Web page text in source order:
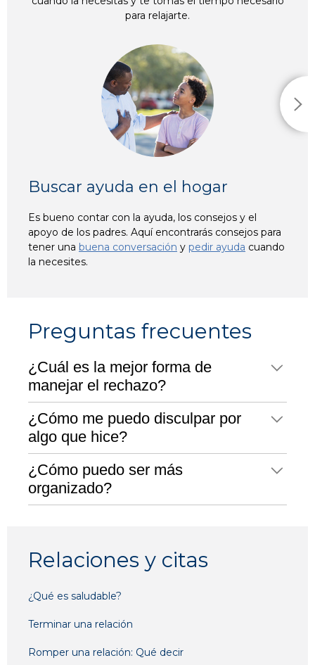
para relajarte.
Buscar ayuda en el hogar
Es bueno contar con la ayuda, los consejos y el
apoyo de los padres. Aquí encontrarás consejos para
tener una buena conversación y pedir ayuda cuando
la necesites.
Preguntas frecuentes
¿Cuál es la mejor forma de
manejar el rechazo?
¿Cómo me puedo disculpar por
algo que hice?
¿Cómo puedo ser más
organizado?
Relaciones y citas
¿Qué es saludable?
Terminar una relación
Romper una relación: Qué decir